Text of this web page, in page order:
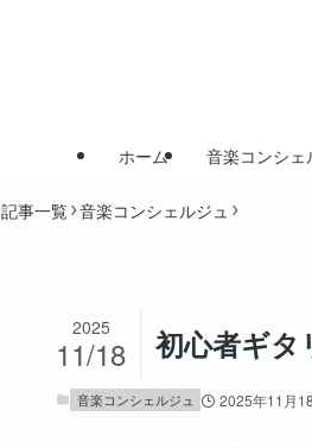
ホーム 音楽コンシェ
記事一覧 音楽コンシェルジュ
初心者ギ
2025
11/18
音楽コンシェルジュ 2025年11月